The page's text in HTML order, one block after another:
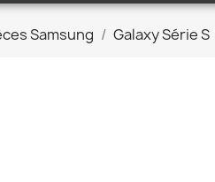
Samsung Galaxy Série S